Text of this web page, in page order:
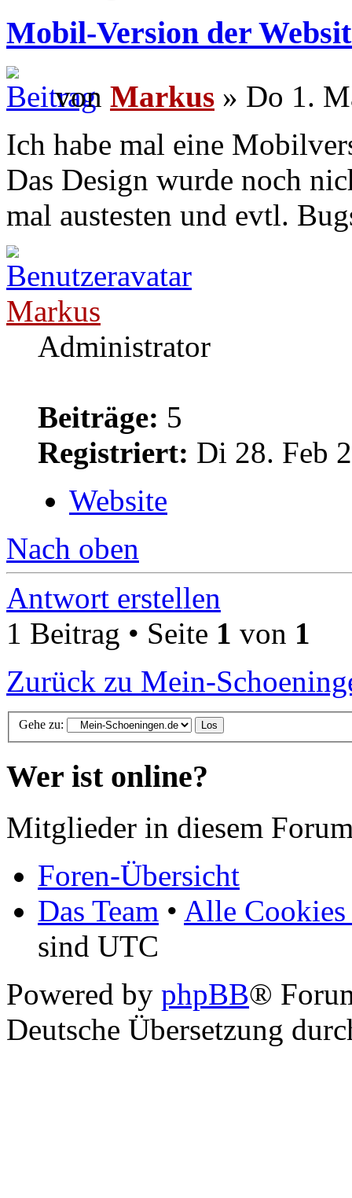
Mobil-Version der
von Markus » Do 1.
Ich habe mal eine
Das Design wurde noch
mal austesten und evtl.
Markus
Administrator
Beiträge: 5
Registriert: Di 28. Feb
Website
Nach oben
Antwort erstellen
1 Beitrag • Seite 1 von 1
Zurück zu Mein-
Gehe zu:
Wer ist online?
Mitglieder in diesem
Foren-Übersicht
Das Team • Alle Cookies
sind UTC
Powered by phpBB®
Deutsche Übersetzung